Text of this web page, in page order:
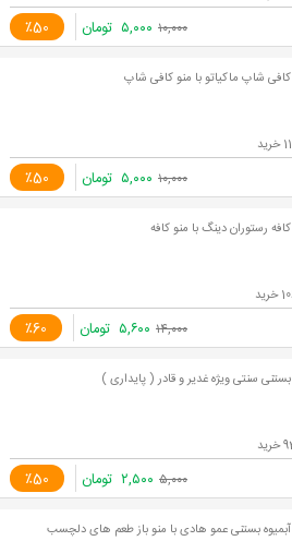
٪50 ۱۰,۰۰۰ ۵,۰۰۰ تومان
کافی شاپ ماکیاتو با منو کافی شاپ
٪50 ۱۰,۰۰۰ ۵,۰۰۰ تومان
کافه رستوران دینگ با منو کافه
٪60 ۱۴,۰۰۰ ۵,۶۰۰ تومان
بستنی سنتی ویژه غدیر و قادر ( پایداری )
٪50 ۵,۰۰۰ ۲,۵۰۰ تومان
آبمیوه بستنی عمو هادی با منو باز طعم های دلچسب